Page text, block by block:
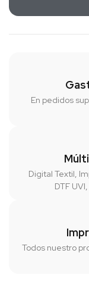
En pedidos
Digital Textil,
DTF
Todos nuestro